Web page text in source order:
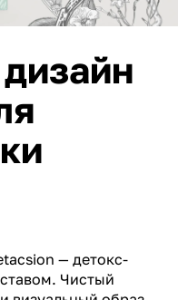
— детокс-
Чистый